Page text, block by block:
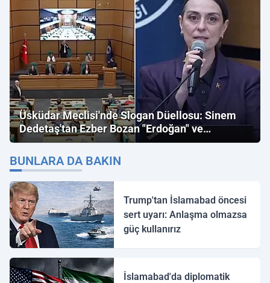
Üsküdar Meclisi'nde Slogan Düellosu: Sinem
Dedetaş'tan Ezber Bozan "Erdoğan" ve
"İmamoğlu" Çıkışı!
BUNLARA DA BAKIN
Trump'tan İslamabad öncesi
sert uyarı: Anlaşma olmazsa
güç kullanırız
İslamabad'da diplomatik